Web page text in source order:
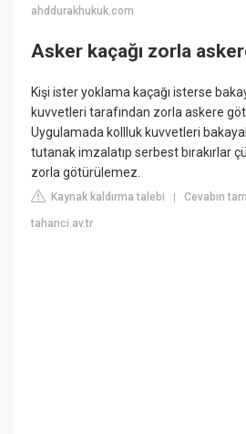
ahddurakhukuk.com
Asker kaçağı zorla
Kişi ister yoklama kaçağı isterse
kuvvetleri tarafından zorla askere
Uygulamada kollluk kuvvetleri
tutanak imzalatıp serbest bırakırlar
zorla götürülemez.
Kaynak kaldırma talebi |Cevabın
tahanci.av.tr